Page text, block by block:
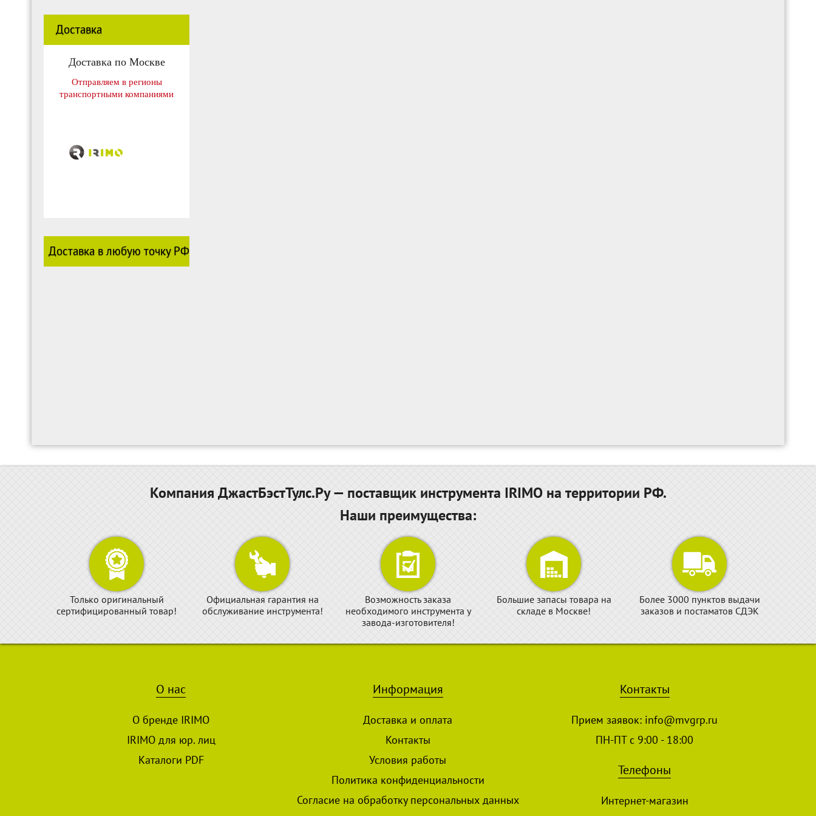
Доставка
Доставка по Москве
Отправляем в регионы
транспортными компаниями
Доставка в любую точку РФ
Компания ДжастБэстТулс.Ру — поставщик инструмента IRIMO на территории РФ.
Наши преимущества:
Только оригинальный
сертифицированный товар!
Официальная гарантия на
обслуживание инструмента!
Возможность заказа
необходимого инструмента у
завода-изготовителя!
Большие запасы товара на
складе в Москве!
Более 3000 пунктов выдачи
заказов и постаматов СДЭК
О нас
О бренде IRIMO
IRIMO для юр. лиц
Каталоги PDF
Информация
Доставка и оплата
Контакты
Условия работы
Политика конфиденциальности
Согласие на обработку персональных данных
Контакты
Прием заявок: info@mvgrp.ru
ПН-ПТ с 9:00 - 18:00
Телефоны
Интернет-магазин